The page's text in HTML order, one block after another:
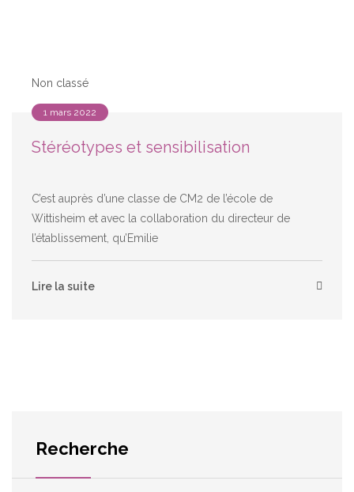
Non classé
1 mars 2022
Stéréotypes et sensibilisation
C’est auprès d’une classe de CM2 de l’école de
Wittisheim et avec la collaboration du directeur de
l’établissement, qu’Emilie
Lire la suite
Recherche